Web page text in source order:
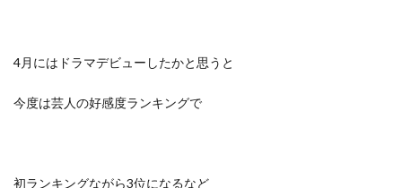
4月にはドラマデビューしたかと思うと
今度は芸人の好感度ランキングで
初ランキングながら3位になるなど